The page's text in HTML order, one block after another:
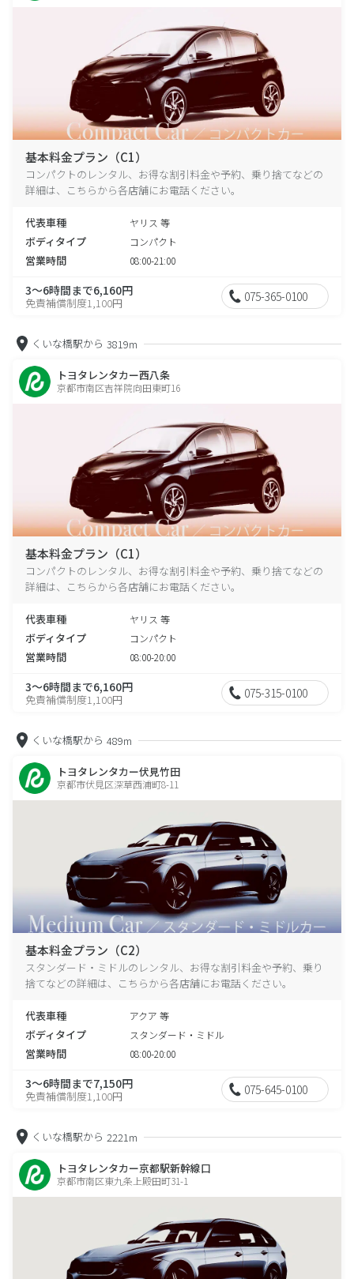
基本料金プラン（C1）
コンパクトのレンタル、お得な割引料金や予約、乗り捨てなどの
詳細は、こちらから各店舗にお電話ください。
代表車種 ヤリス 等
ボディタイプ コンパクト
営業時間 08:00-21:00
3～6時間まで6,160円
免責補償制度1,100円 075-365-0100
くいな橋駅から 3819m
トヨタレンタカー西八条
京都市南区吉祥院向田東町16
基本料金プラン（C1）
コンパクトのレンタル、お得な割引料金や予約、乗り捨てなどの
詳細は、こちらから各店舗にお電話ください。
代表車種 ヤリス 等
ボディタイプ コンパクト
営業時間 08:00-20:00
3～6時間まで6,160円
免責補償制度1,100円 075-315-0100
くいな橋駅から 489m
トヨタレンタカー伏見竹田
京都市伏見区深草西浦町8-11
基本料金プラン（C2）
スタンダード・ミドルのレンタル、お得な割引料金や予約、乗り
捨てなどの詳細は、こちらから各店舗にお電話ください。
代表車種 アクア 等
ボディタイプ スタンダード・ミドル
営業時間 08:00-20:00
3～6時間まで7,150円
免責補償制度1,100円 075-645-0100
くいな橋駅から 2221m
トヨタレンタカー京都駅新幹線口
京都市南区東九条上殿田町31-1